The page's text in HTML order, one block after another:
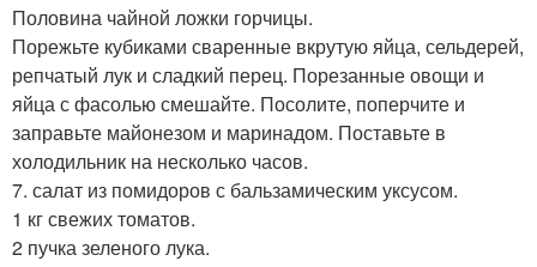
Половина чайной ложки горчицы.
Порежьте кубиками сваренные вкрутую яйца, сельдерей,
репчатый лук и сладкий перец. Порезанные овощи и
яйца с фасолью смешайте. Посолите, поперчите и
заправьте майонезом и маринадом. Поставьте в
холодильник на несколько часов.
7. салат из помидоров с бальзамическим уксусом.
1 кг свежих томатов.
2 пучка зеленого лука.